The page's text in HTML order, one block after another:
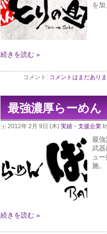
を加
続きを読む »
コメント: コメントはまだあり
最強濃厚らーめ
2012年 2月 9日 (木) 実績・支援企業
最
武器
ュ
施。
続きを読む »